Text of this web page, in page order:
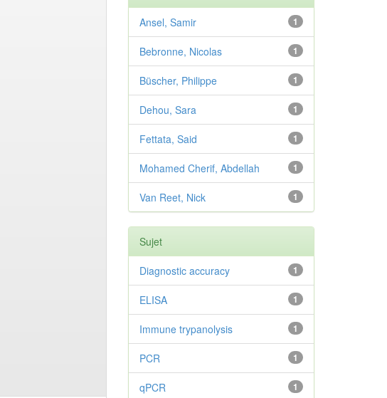
1
Ansel, Samir
1
Bebronne, Nicolas
1
Büscher, Philippe
1
Dehou, Sara
1
Fettata, Said
1
Mohamed Cherif, Abdellah
1
Van Reet, Nick
Sujet
1
Diagnostic accuracy
1
ELISA
1
Immune trypanolysis
1
PCR
1
qPCR